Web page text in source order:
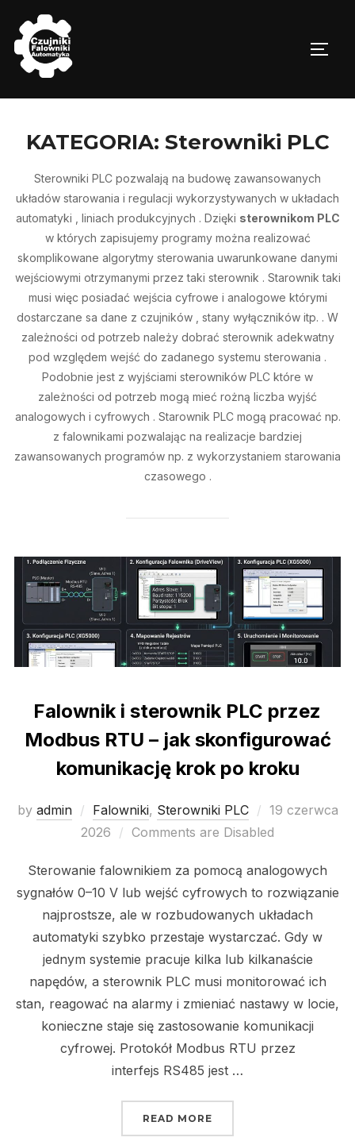
content
KATEGORIA: Sterowniki PLC
Sterowniki PLC pozwalają na budowę zawansowanych
układów starowania i regulacji wykorzystywanych w układach
automatyki , liniach produkcyjnych . Dzięki sterownikom PLC
w których zapisujemy programy można realizować
skomplikowane algorytmy sterowania uwarunkowane danymi
wejściowymi otrzymanymi przez taki sterownik . Starownik taki
musi więc posiadać wejścia cyfrowe i analogowe którymi
dostarczane sa dane z czujników , stany wyłączników itp. . W
zależności od potrzeb należy dobrać sterownik adekwatny
pod względem wejść do zadanego systemu sterowania .
Podobnie jest z wyjściami sterowników PLC które w
zależności od potrzeb mogą mieć rożną liczba wyjść
analogowych i cyfrowych . Starownik PLC mogą pracować np.
z falownikami pozwalając na realizacje bardziej
zawansowanych programów np. z wykorzystaniem starowania
czasowego .
Falownik i sterownik PLC przez
Modbus RTU – jak skonfigurować
komunikację krok po kroku
by admin Falowniki, Sterowniki PLC
Posted
on
19 czerwca
2026
Comments are Disabled
Sterowanie falownikiem za pomocą analogowych
sygnałów 0–10 V lub wejść cyfrowych to rozwiązanie
najprostsze, ale w rozbudowanych układach
automatyki szybko przestaje wystarczać. Gdy w
jednym systemie pracuje kilka lub kilkanaście
napędów, a sterownik PLC musi monitorować ich
stan, reagować na alarmy i zmieniać nastawy w locie,
konieczne staje się zastosowanie komunikacji
cyfrowej. Protokół Modbus RTU przez
interfejs RS485 jest …
READ MORE